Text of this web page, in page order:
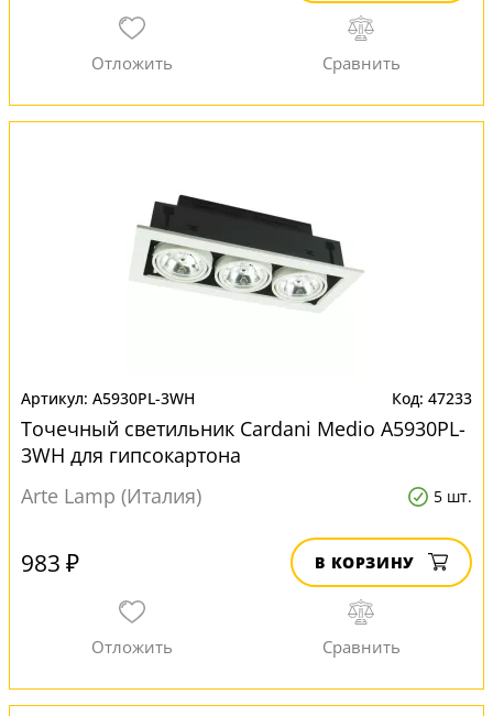
A5930PL-3WH 47233
Точечный светильник Cardani Medio A5930PL-
3WH для гипсокартона
Arte Lamp (Италия)
5 шт.
983 ₽ В КОРЗИНУ